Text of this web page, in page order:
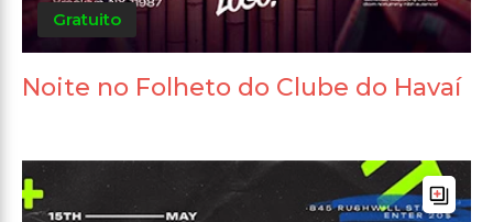
Gratuito
Noite no Folheto do Clube do Havaí